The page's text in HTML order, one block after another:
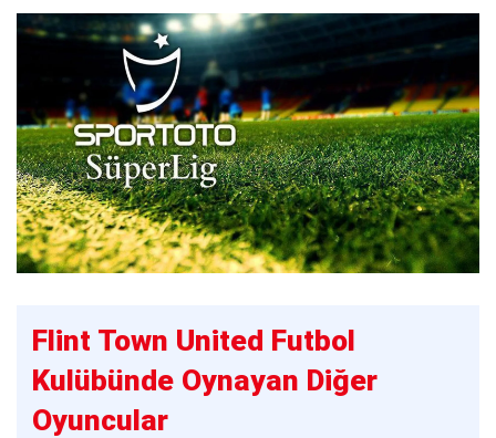
Flint Town United Futbol
Kulübünde Oynayan Diğer
Oyuncular